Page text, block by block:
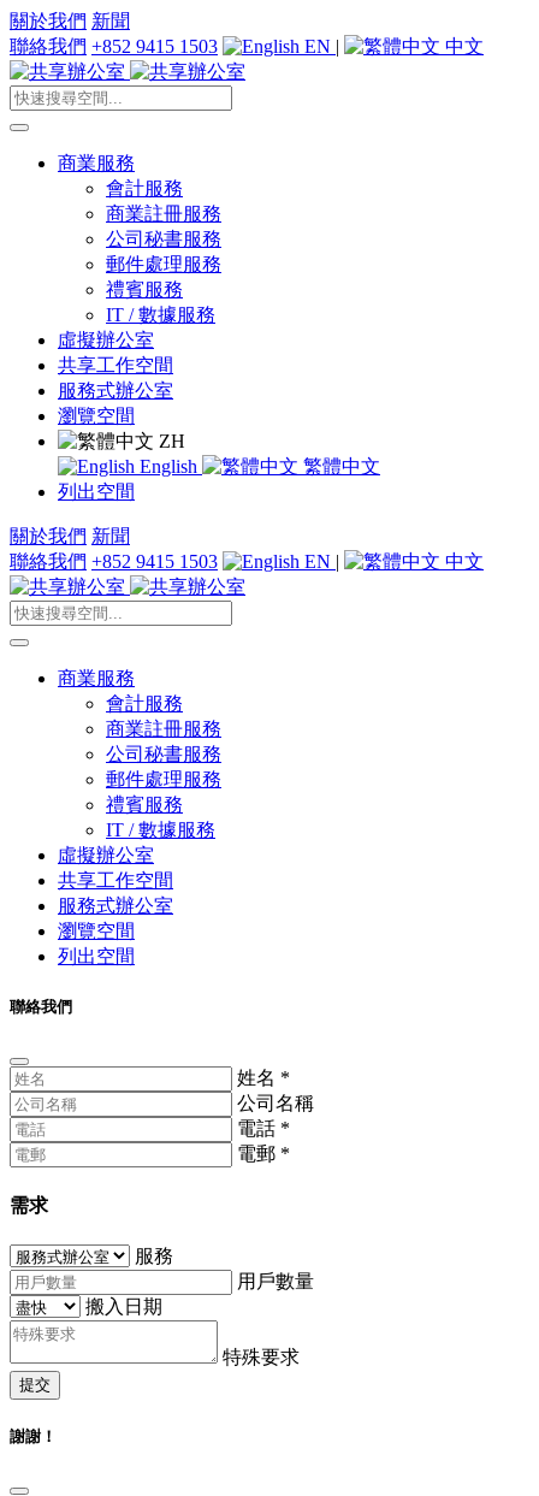
關於我們 新聞
聯絡我們 +852 9415 1503 EN | 中文
商業服務
會計服務
商業註冊服務
公司秘書服務
郵件處理服務
禮賓服務
IT / 數據服務
虛擬辦公室
共享工作空間
服務式辦公室
瀏覽空間
ZH
English
繁體中文
列出空間
關於我們 新聞
聯絡我們 +852 9415 1503 EN | 中文
商業服務
會計服務
商業註冊服務
公司秘書服務
郵件處理服務
禮賓服務
IT / 數據服務
虛擬辦公室
共享工作空間
服務式辦公室
瀏覽空間
列出空間
聯絡我們
姓名 *
公司名稱
電話 *
電郵 *
需求
服務
用戶數量
搬入日期
特殊要求
提交
謝謝！